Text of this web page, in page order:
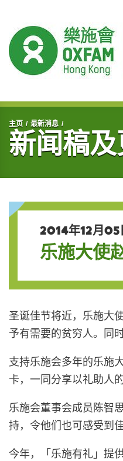
开始主要内容
主页 最新消息
新闻稿
2014年12月05
乐施大使
圣诞佳节将近，乐施大
予有需要的贫穷人。同
支持乐施会多年的乐施
卡，一同分享以礼助人的
乐施会董事会成员陈智
持，令他们也可感受到
今年，「乐施有礼」提